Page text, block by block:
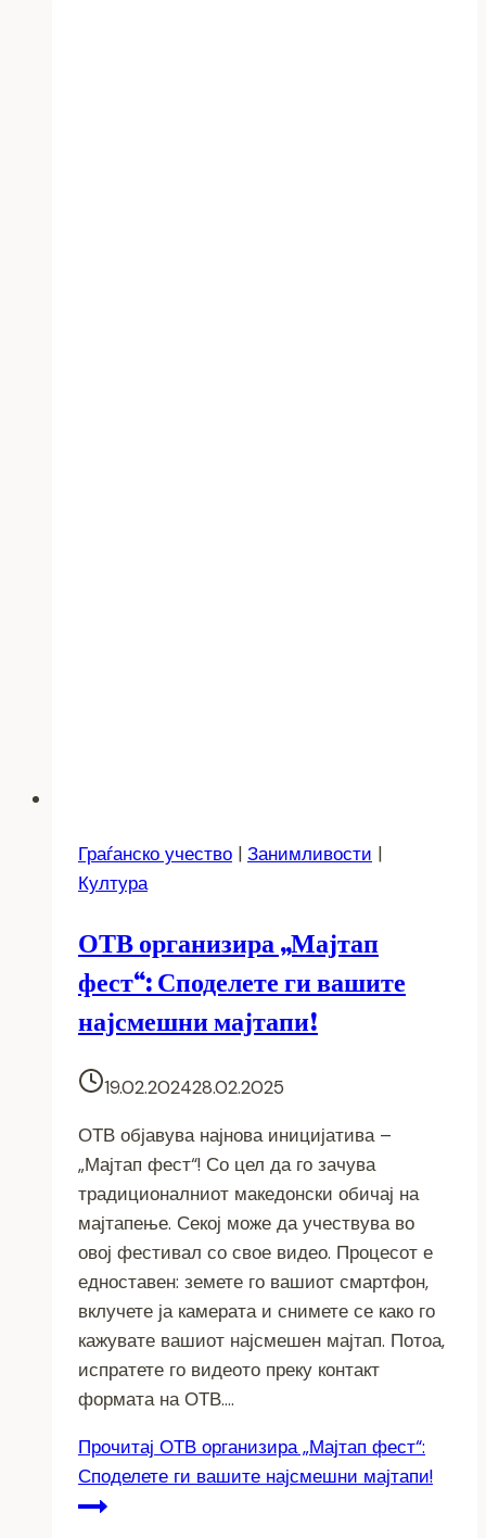
Граѓанско учество | Занимливости |
Култура
ОТВ организира „Мајтап
фест“: Споделете ги вашите
најсмешни мајтапи!
19.02.202428.02.2025
ОТВ објавува најнова иницијатива –
„Мајтап фест“! Со цел да го зачува
традиционалниот македонски обичај на
мајтапење. Секој може да учествува во
овој фестивал со свое видео. Процесот е
едноставен: земете го вашиот смартфон,
вклучете ја камерата и снимете се како го
кажувате вашиот најсмешен мајтап. Потоа,
испратете го видеото преку контакт
формата на ОТВ….
Прочитај ОТВ организира „Мајтап фест“:
Споделете ги вашите најсмешни мајтапи!